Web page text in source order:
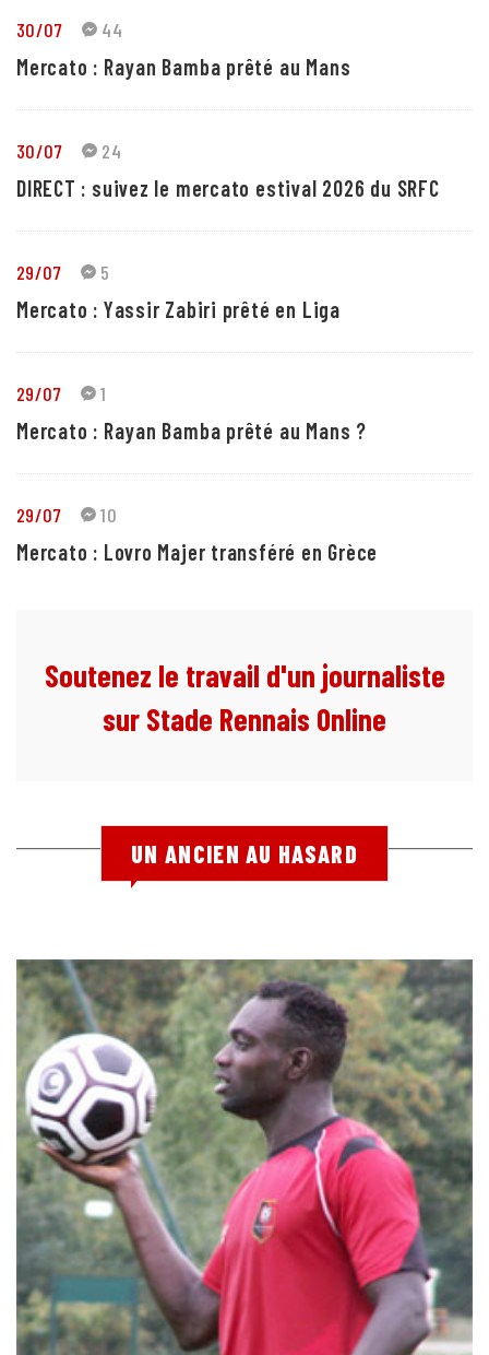
30/07 44
Mercato : Rayan Bamba prêté au Mans
30/07 24
DIRECT : suivez le mercato estival 2026 du SRFC
29/07 5
Mercato : Yassir Zabiri prêté en Liga
29/07 1
Mercato : Rayan Bamba prêté au Mans ?
29/07 10
Mercato : Lovro Majer transféré en Grèce
Soutenez le travail d'un journaliste
sur Stade Rennais Online
UN ANCIEN AU HASARD